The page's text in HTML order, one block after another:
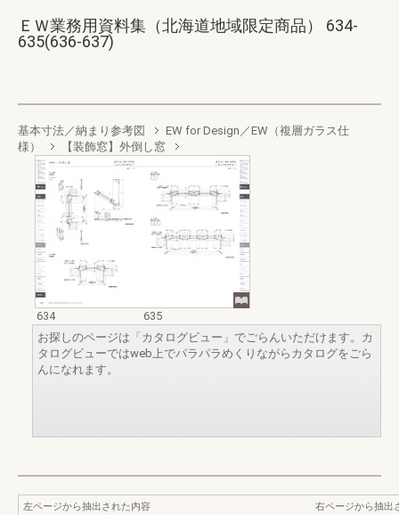
ＥＷ業務用資料集（北海道地域限定商品） 634-
635(636-637)
基本寸法／納まり参考図
EW for Design／EW（複層ガラス仕
様）
【装飾窓】外倒し窓
634
635
お探しのページは「カタログビュー」でごらんいただけます。カ
タログビューではweb上でパラパラめくりながらカタログをごら
んになれます。
左ページから抽出された内容
右ページから抽出